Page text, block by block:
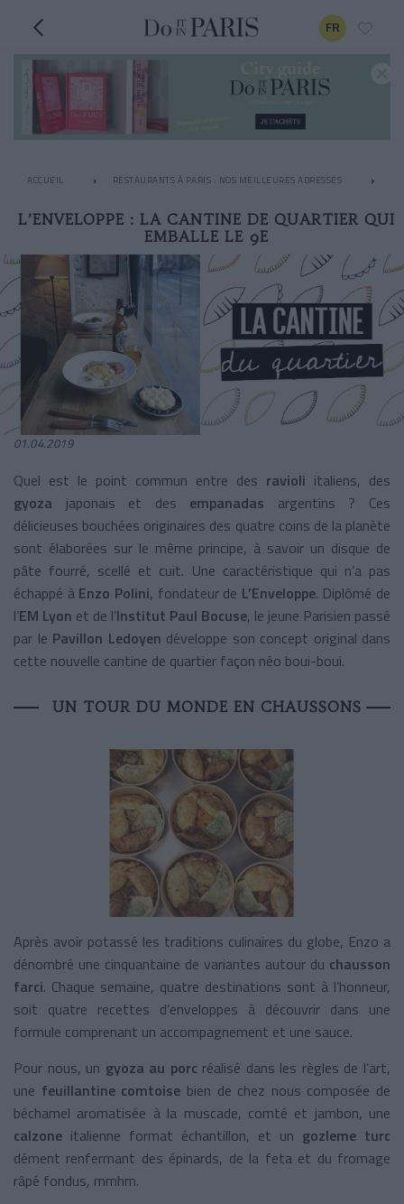
FR
ACCUEIL RESTAURANTS À PARIS : NOS MEILLEURES ADRESSES
L’ENVELOPPE : LA CANTINE DE QUARTIER QUI
EMBALLE LE 9E
01.04.2019
Quel est le point commun entre des ravioli italiens, des
gyoza japonais et des empanadas argentins ? Ces
délicieuses bouchées originaires des quatre coins de la planète
sont élaborées sur le même principe, à savoir un disque de
pâte fourré, scellé et cuit. Une caractéristique qui n’a pas
échappé àEnzo Polini, fondateur de L’Enveloppe. Diplômé de
l’EM Lyon et de l’Institut Paul Bocuse, le jeune Parisien passé
par le Pavillon Ledoyen développe son concept original dans
cette nouvelle cantine de quartier façon néo boui-boui.
UN TOUR DU MONDE EN CHAUSSONS
Après avoir potassé les traditions culinaires du globe, Enzo a
dénombré une cinquantaine de variantes autour du chausson
farci. Chaque semaine, quatre destinations sont à l’honneur,
soit quatre recettes d’enveloppes à découvrir dans une
formule comprenant un accompagnement et une sauce.
Pour nous, un gyoza au porc réalisé dans les règles de l’art,
une feuillantine comtoise bien de chez nous composée de
béchamel aromatisée à la muscade, comté et jambon, une
calzone italienne format échantillon, et un gozleme turc
dément renfermant des épinards, de la feta et du fromage
râpé fondus, mmhm.